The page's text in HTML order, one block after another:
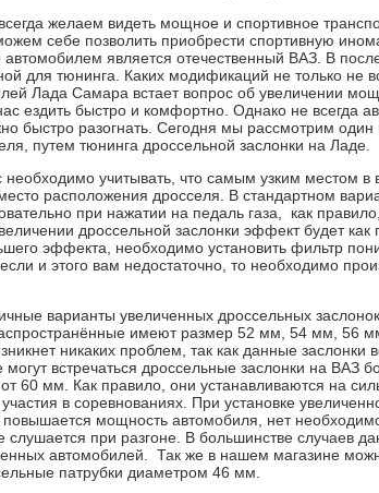
желаем видеть мощное и спортивное
себе позволить приобрести спортивную
является отечественный ВАЗ. В
для тюнинга. Каких модификаций не только не
Лада Самара встает вопрос об увеличении
ездить быстро и комфортно. Однако не всегда
быстро разогнать. Сегодня мы рассмотрим один
путем тюнинга дроссельной заслонки на
учитывать, что самым узким местом в
расположения дросселя. В стандартном
при нажатии на педаль газа, как
дроссельной заслонки эффект будет как
эффекта, необходимо установить фильтр
если и этого вам недостаточно, то необходимо
варианты увеличенных дроссельных
имеют размер 52 мм, 54 мм, 56
никаких проблем, так как данные заслонки
могут встречаться дроссельные заслонки на ВАЗ
60 мм. Как правило, они устанавливаются на
в соревнованиях. При установке
повышается мощность автомобиля, нет
слушается при разгоне. В большинстве случаев
автомобилей. Так же в нашем магазине
патрубки диаметром 46 мм.